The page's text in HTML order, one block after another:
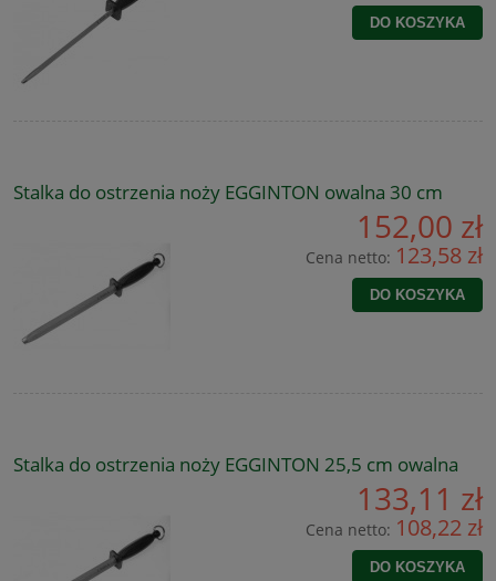
DO KOSZYKA
Stalka do ostrzenia noży EGGINTON owalna 30 cm
152,00 zł
Cena netto: 123,58 zł
DO KOSZYKA
Stalka do ostrzenia noży EGGINTON 25,5 cm owalna
133,11 zł
Cena netto: 108,22 zł
DO KOSZYKA